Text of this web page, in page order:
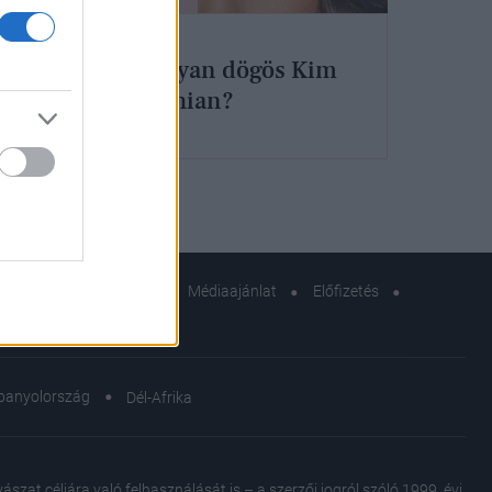
Mitől olyan dögös Kim
Kardashian?
Médiaajánlat
Előfizetés
Dél-Afrika